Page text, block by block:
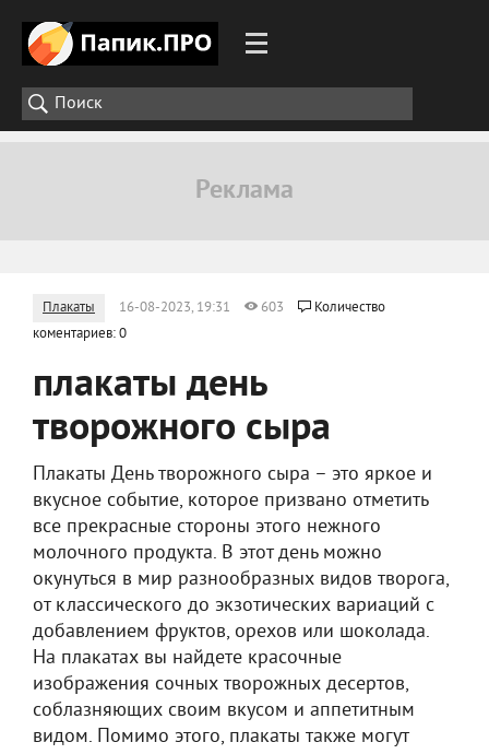
Плакаты 16-08-2023, 19:31 603
Количество
коментариев: 0
плакаты день
творожного сыра
Плакаты День творожного сыра – это яркое и
вкусное событие, которое призвано отметить
все прекрасные стороны этого нежного
молочного продукта. В этот день можно
окунуться в мир разнообразных видов творога,
от классического до экзотических вариаций с
добавлением фруктов, орехов или шоколада.
На плакатах вы найдете красочные
изображения сочных творожных десертов,
соблазняющих своим вкусом и аппетитным
видом. Помимо этого, плакаты также могут